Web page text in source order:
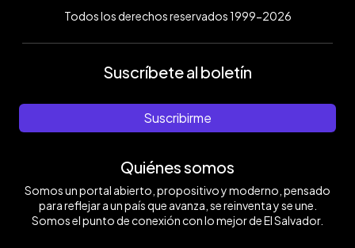
Todos los derechos reservados 1999-2026
Suscríbete al boletín
Suscribirme
Quiénes somos
Somos un portal abierto, propositivo y moderno, pensado
para reflejar a un país que avanza, se reinventa y se une.
Somos el punto de conexión con lo mejor de El Salvador.